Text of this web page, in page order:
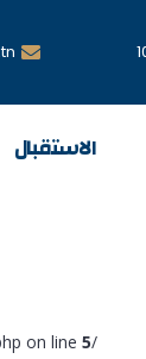
الاستقبال
/var/www/html/siteatfp/wp-content/themes/ms-lms-starter-theme/templates/post/index.php on line
5